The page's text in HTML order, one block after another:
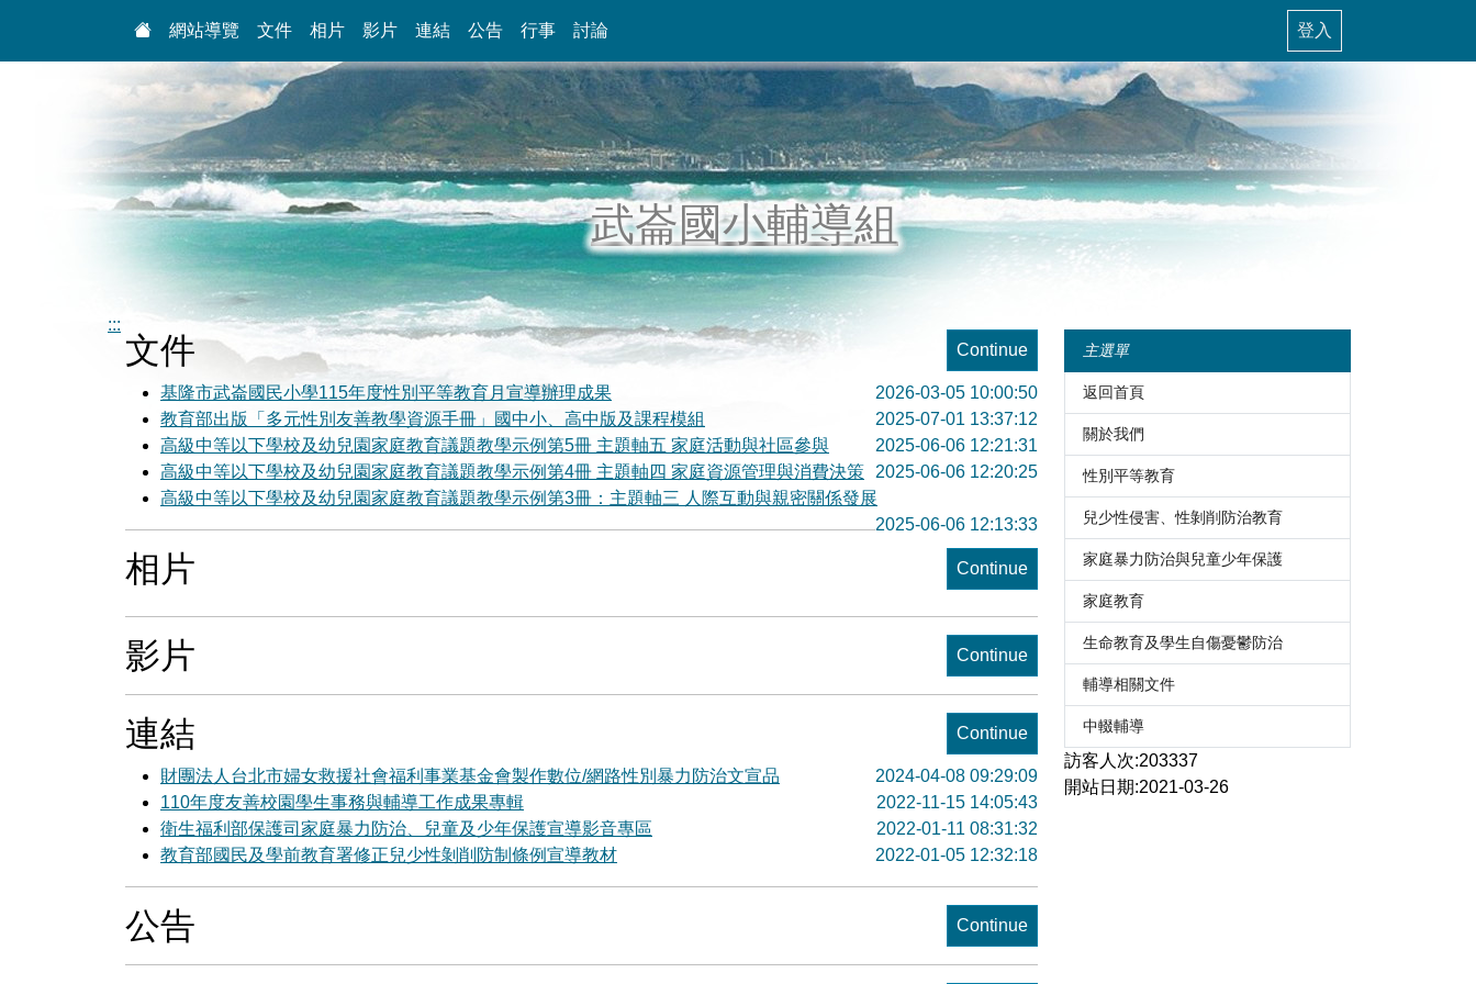
網站導覽
文件 相片 影片 連結 公告 行事 討論 登入
武崙國小輔導組
:::
文件 Continue
基隆市武崙國民小學115年度性別平等教育月宣導辦理成果
2026-03-05 10:00:50
教育部出版「多元性別友善教學資源手冊」國中小、高中版及課程模組
2025-07-01 13:37:12
高級中等以下學校及幼兒園家庭教育議題教學示例第5冊 主題軸五 家庭活動與社區參與
2025-06-06 12:21:31
高級中等以下學校及幼兒園家庭教育議題教學示例第4冊 主題軸四 家庭資源管理與消費決策
2025-06-06 12:20:25
高級中等以下學校及幼兒園家庭教育議題教學示例第3冊：主題軸三 人際互動與親密關係發展
2025-06-06 12:13:33
相片 Continue
影片 Continue
連結 Continue
財團法人台北市婦女救援社會福利事業基金會製作數位/網路性別暴力防治文宣品
2024-04-08 09:29:09
110年度友善校園學生事務與輔導工作成果專輯
2022-11-15 14:05:43
衛生福利部保護司家庭暴力防治、兒童及少年保護宣導影音專區
2022-01-11 08:31:32
教育部國民及學前教育署修正兒少性剝削防制條例宣導教材
2022-01-05 12:32:18
公告 Continue
主選單
返回首頁
關於我們
性別平等教育
兒少性侵害、性剝削防治教育
家庭暴力防治與兒童少年保護
家庭教育
生命教育及學生自傷憂鬱防治
輔導相關文件
中輟輔導
訪客人次:203337
開站日期:2021-03-26